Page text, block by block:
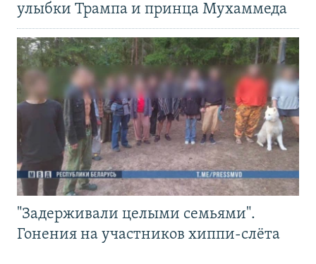
улыбки Трампа и принца Мухаммеда
"Задерживали целыми семьями".
Гонения на участников хиппи-слёта